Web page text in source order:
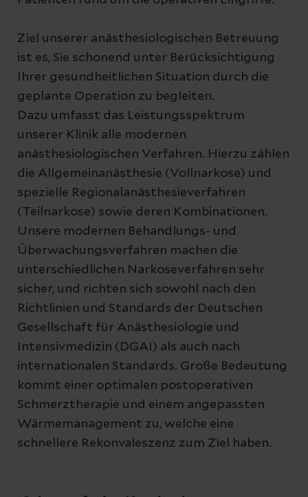
Ziel unserer anästhesiologischen Betreuung
ist es, Sie schonend unter Berücksichtigung
Ihrer gesundheitlichen Situation durch die
geplante Operation zu begleiten.
Dazu umfasst das Leistungsspektrum
unserer Klinik alle modernen
anästhesiologischen Verfahren. Hierzu zählen
die Allgemeinanästhesie (Vollnarkose) und
spezielle Regionalanästhesieverfahren
(Teilnarkose) sowie deren Kombinationen.
Unsere modernen Behandlungs- und
Überwachungsverfahren machen die
unterschiedlichen Narkoseverfahren sehr
sicher, und richten sich sowohl nach den
Richtlinien und Standards der Deutschen
Gesellschaft für Anästhesiologie und
Intensivmedizin (DGAI) als auch nach
internationalen Standards. Große Bedeutung
kommt einer optimalen postoperativen
Schmerztherapie und einem angepassten
Wärmemanagement zu, welche eine
schnellere Rekonvaleszenz zum Ziel haben.